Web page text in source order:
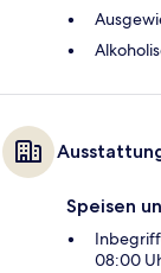
Speisen
08:00